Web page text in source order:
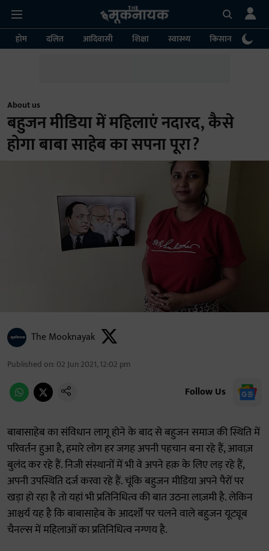
होम दलित आदिवासी शिक्षा स्वास्थ्य किसान
About us
बहुजन मीडिया में महिलाएं नदारद, कैसे
होगा बाबा साहेब का सपना पूरा?
The Mooknayak
Published on: 02 Jun 2021, 12:02 pm
Follow Us
बाबासाहेब का संविधान लागू होने के बाद से बहुजन समाज की स्थिति में
परिवर्तन हुआ है, हमारे लोग हर जगह अपनी पहचान बना रहे हैं, आवाज़
बुलंद कर रहे हैं. निजी संस्थानों में भी वे अपने हक़ के लिए लड़ रहे हैं,
अपनी उपस्थिति दर्ज करवा रहे हैं. चूंकि बहुजन मीडिया अपने पैरों पर
खड़ा हो रहा है तो यहां भी प्रतिनिधित्व की बात उठना लाज़मी है. लेकिन
आश्चर्य यह है कि बाबासाहेब के आदर्शों पर चलने वाले बहुजन यूट्यूब
चैनल्स में महिलाओं का प्रतिनिधित्व नग्णय है.